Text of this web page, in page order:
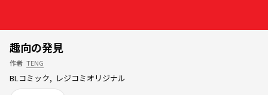
趣向の発見
作者 TENG
BLコミック, レジコミオリジナル